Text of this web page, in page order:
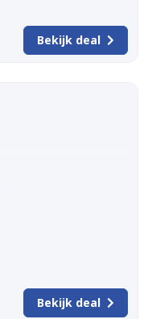
Bekijk deal
Bekijk deal